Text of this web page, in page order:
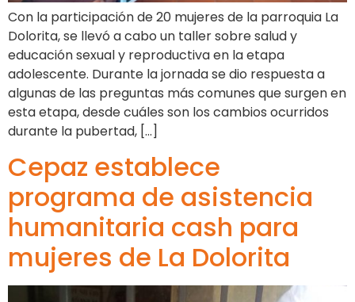
Con la participación de 20 mujeres de la parroquia La
Dolorita, se llevó a cabo un taller sobre salud y
educación sexual y reproductiva en la etapa
adolescente. Durante la jornada se dio respuesta a
algunas de las preguntas más comunes que surgen en
esta etapa, desde cuáles son los cambios ocurridos
durante la pubertad, […]
Cepaz establece
programa de asistencia
humanitaria cash para
mujeres de La Dolorita